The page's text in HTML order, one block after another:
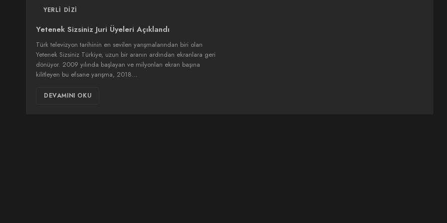
YERLI DIZI
Yetenek Sizsiniz Juri Üyeleri Açıklandı
Türk televizyon tarihinin en sevilen yarışmalarından biri olan
Yetenek Sizsiniz Türkiye, uzun bir aranın ardından ekranlara geri
dönüyor. 2009 yılında başlayan ve milyonları ekran başına
kilitleyen bu efsane yarışma, 2018…
DEVAMINI OKU